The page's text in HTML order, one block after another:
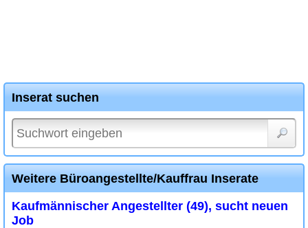
Inserat suchen
Weitere Büroangestellte/Kauffrau Inserate
Kaufmännischer Angestellter (49), sucht neuen
Job